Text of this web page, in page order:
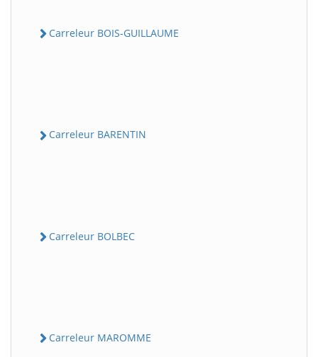
Carreleur BOIS-GUILLAUME
Carreleur BARENTIN
Carreleur BOLBEC
Carreleur MAROMME